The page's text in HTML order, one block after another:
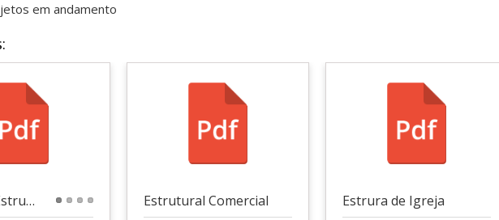
em andamento
Projeto Estrutural Estrutural Comercial Estrura de Igreja